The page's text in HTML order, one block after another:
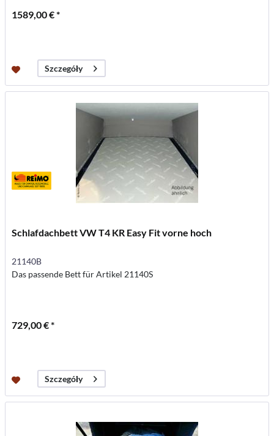
1589,00 € *
Szczegóły
Schlafdachbett VW T4 KR Easy Fit vorne hoch
21140B
Das passende Bett für Artikel 21140S
729,00 € *
Szczegóły